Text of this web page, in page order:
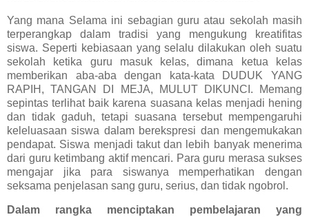
Yang mana Selama ini sebagian guru atau sekolah masih
terperangkap dalam tradisi yang mengukung kreatifitas
siswa. Seperti kebiasaan yang selalu dilakukan oleh suatu
sekolah ketika guru masuk kelas, dimana ketua kelas
memberikan aba-aba dengan kata-kata DUDUK YANG
RAPIH, TANGAN DI MEJA, MULUT DIKUNCI. Memang
sepintas terlihat baik karena suasana kelas menjadi hening
dan tidak gaduh, tetapi suasana tersebut mempengaruhi
keleluasaan siswa dalam berekspresi dan mengemukakan
pendapat. Siswa menjadi takut dan lebih banyak menerima
dari guru ketimbang aktif mencari. Para guru merasa sukses
mengajar jika para siswanya memperhatikan dengan
seksama penjelasan sang guru, serius, dan tidak ngobrol.
Dalam rangka menciptakan pembelajaran yang